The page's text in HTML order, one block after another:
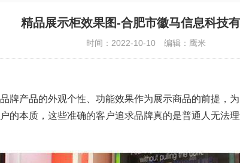
精品展示柜效果图-合肥市徽马信息科技
时间：2022-10-10 编辑：鹰米
产品的外观个性、功能效果作为展示商品的前提，
的本质，这些准确的客户追求品牌真的是普通人无法